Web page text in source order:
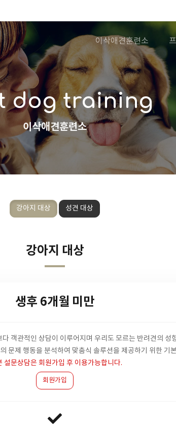
이삭애견훈련소
dog training
이삭애견훈련소
강아지 대상 성견 대상
강아지 대상
생후 6개월 미만
객관적인 상담이 이루어지며 우리도 모르는 반려견의 성
문제 행동을 분석하여 맞춤식 솔루션을 제공하기 위한 기
설문상담은 회원가입 후 이용가능합니다.
회원가입